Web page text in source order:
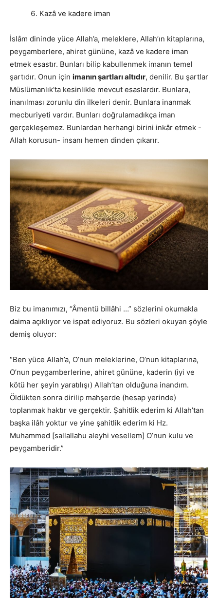
Kazâ ve kadere iman
İslâm dininde yüce Allah’a, meleklere, Allah’ın kitaplarına,
peygamberlere, ahiret gününe, kazâ ve kadere iman
etmek esastır. Bunları bilip kabullenmek imanın temel
şartıdır. Onun için imanın şartları altıdır, denilir. Bu şartlar
Müslümanlık’ta kesinlikle mevcut esaslardır. Bunlara,
inanılması zorunlu din ilkeleri denir. Bunlara inanmak
mecburiyeti vardır. Bunları doğrulamadıkça iman
gerçekleşemez. Bunlardan herhangi birini inkâr etmek -
Allah korusun- insanı hemen dinden çıkarır.
Biz bu imanımızı, “Âmentü billâhi …” sözlerini okumakla
daima açıklıyor ve ispat ediyoruz. Bu sözleri okuyan şöyle
demiş oluyor:
“Ben yüce Allah’a, O’nun meleklerine, O’nun kitaplarına,
O’nun peygamberlerine, ahiret gününe, kaderin (iyi ve
kötü her şeyin yaratılışı) Allah’tan olduğuna inandım.
Öldükten sonra dirilip mahşerde (hesap yerinde)
toplanmak haktır ve gerçektir. Şahitlik ederim ki Allah’tan
başka ilâh yoktur ve yine şahitlik ederim ki Hz.
Muhammed [sallallahu aleyhi vesellem] O’nun kulu ve
peygamberidir.”